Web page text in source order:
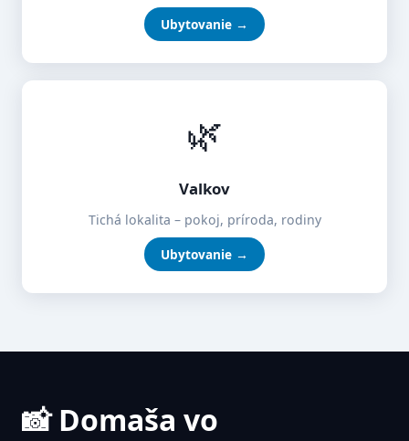
Ubytovanie →
🌿
Valkov
Tichá lokalita – pokoj, príroda, rodiny
Ubytovanie →
📸 Domaša vo